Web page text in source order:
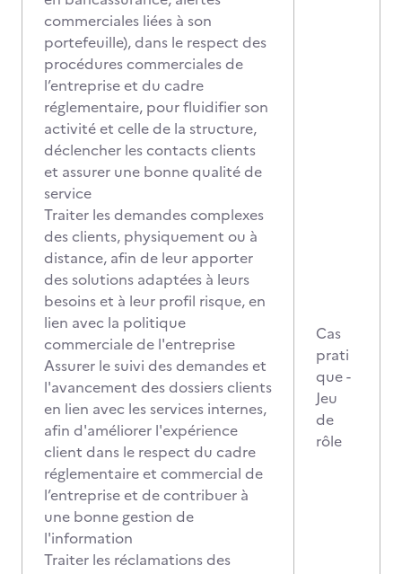
commerciales liées à son
portefeuille), dans le respect des
procédures commerciales de
l’entreprise et du cadre
réglementaire, pour fluidifier son
activité et celle de la structure,
déclencher les contacts clients
et assurer une bonne qualité de
service
Traiter les demandes complexes
des clients, physiquement ou à
distance, afin de leur apporter
des solutions adaptées à leurs
besoins et à leur profil risque, en
lien avec la politique
commerciale de l'entreprise
Assurer le suivi des demandes et
l'avancement des dossiers clients
en lien avec les services internes,
afin d'améliorer l'expérience
client dans le respect du cadre
réglementaire et commercial de
l’entreprise et de contribuer à
une bonne gestion de
l'information
Traiter les réclamations des
Cas
prati
que -
Jeu
de
rôle